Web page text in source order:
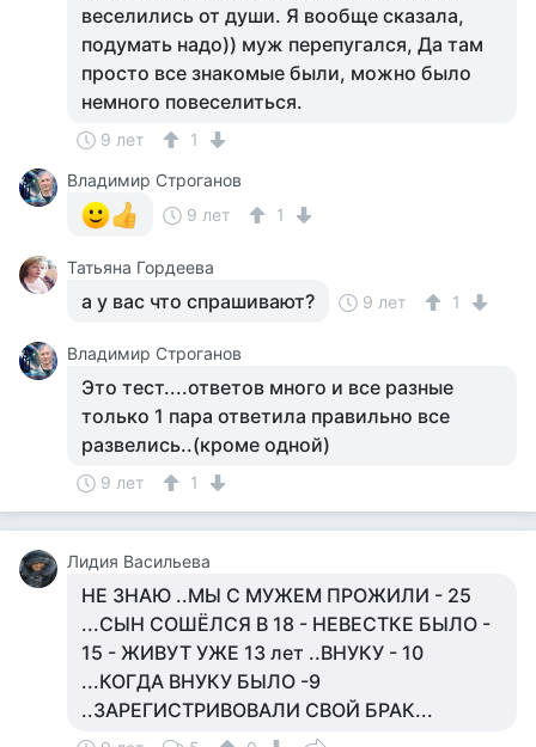
веселились от души. Я вообще сказала,
подумать надо)) муж перепугался, Да там
просто все знакомые были, можно было
немного повеселиться.
9 лет
1
Владимир Строганов
9 лет
1
Татьяна Гордеева
а у вас что спрашивают? 9 лет 1
Владимир Строганов
Это тест....ответов много и все разные
только 1 пара ответила правильно все
развелись..(кроме одной)
9 лет 1
Лидия Васильева
НЕ ЗНАЮ ..МЫ С МУЖЕМ ПРОЖИЛИ - 25
...СЫН СОШЁЛСЯ В 18 - НЕВЕСТКЕ БЫЛО -
15 - ЖИВУТ УЖЕ 13 лет ..ВНУКУ - 10
...КОГДА ВНУКУ БЫЛО -9
..ЗАРЕГИСТРИВОВАЛИ СВОЙ БРАК...